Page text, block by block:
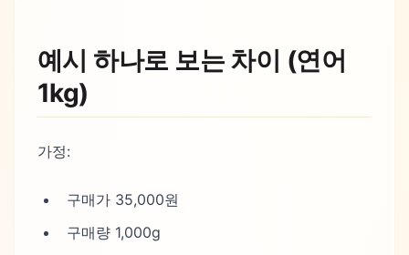
예시 하나로 보는 차이 (연어
1kg)
가정:
구매가 35,000원
구매량 1,000g